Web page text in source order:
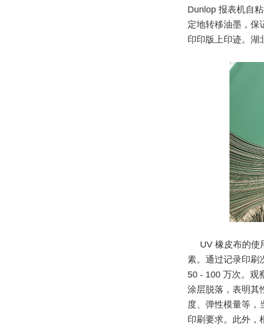
Dunlop 报表机自
定地转移油墨，保
印印版上印迹。湖
UV 橡皮布的使
素。通过记录印刷
50 - 100 万次。观
涂层脱落，表明其
度、弹性模量等，
印刷要求。此外，